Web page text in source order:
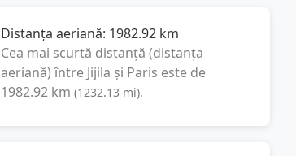
Distanța aeriană: 1982.92 km
Cea mai scurtă distanță (distanța
aeriană) între Jijila și Paris este de
1982.92 km (1232.13 mi).